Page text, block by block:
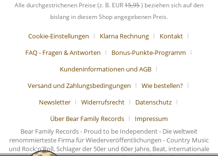
Alle durchgestrichenen Preise (z. B. EUR15,95) beziehen sich auf den
bislang in diesem Shop angegebenen Preis.
Cookie-Einstellungen Klarna Rechnung
Kontakt
FAQ - Fragen & Antworten
Bonus-Punkte-Programm
Kundeninformationen und AGB
Versand und Zahlungsbedingungen
Wie bestellen?
Newsletter
Widerrufsrecht
Datenschutz
Über Bear Family Records
Impressum
Bear Family Records - Proud to be Independent - Die weltweit
renommierteste Firma für Wiederveröffentlichungen - Country Music
und Rock'n'Roll, Schlager der 50er und 60er Jahre, Beat, internationale